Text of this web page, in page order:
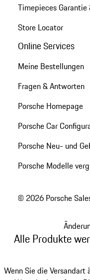
Timepieces Garantie
Store Locator
Online Services
Meine Bestellungen
Fragen & Antworten
Porsche Homepage
Porsche Car
Porsche Neu- und
Porsche Modelle
© 2026 Porsche
Alle Produkte
Wenn Sie die Versandart